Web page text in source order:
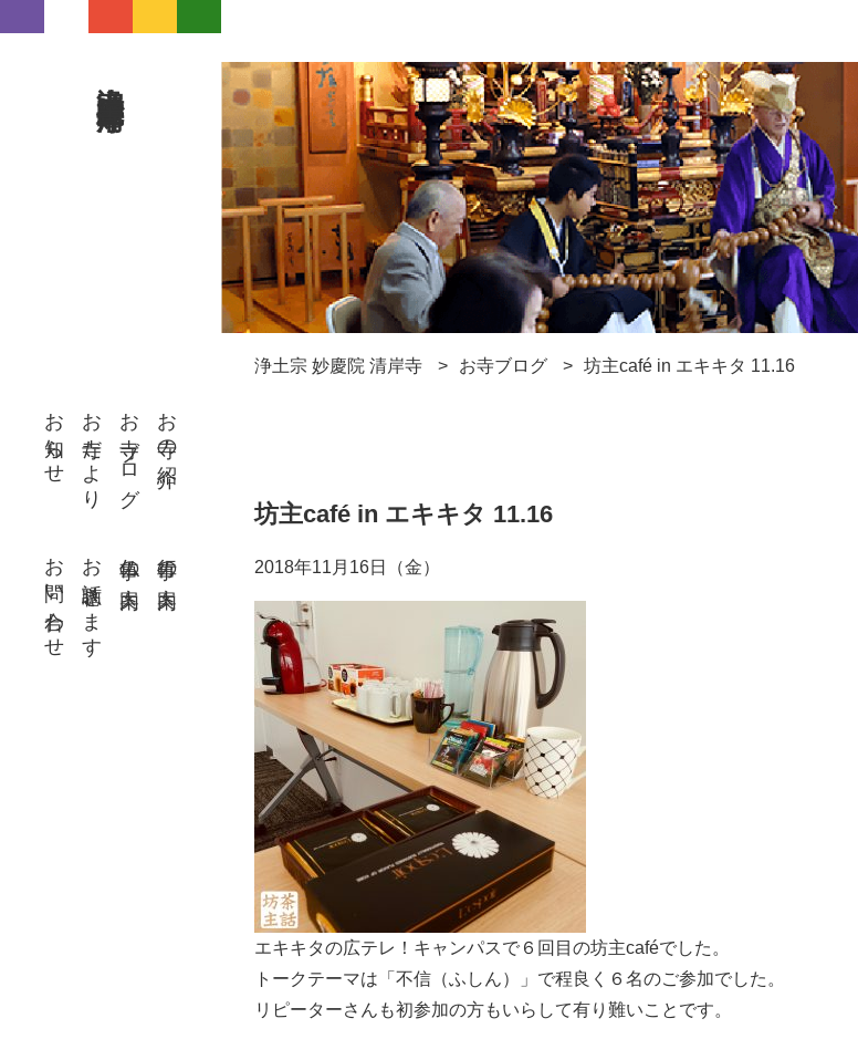
お寺の紹介
お寺ブログ
お寺だより
お知らせ
行事の案内
仏事の案内
お話聴きます
お問い合わせ
浄土宗 妙慶院 清岸寺 お寺ブログ 坊主café in エキキタ 11.16
坊主café in エキキタ 11.16
2018年11月16日（金）
エキキタの広テレ！キャンパスで６回目の坊主caféでした。
トークテーマは「不信（ふしん）」で程良く６名のご参加でした。
リピーターさんも初参加の方もいらして有り難いことです。